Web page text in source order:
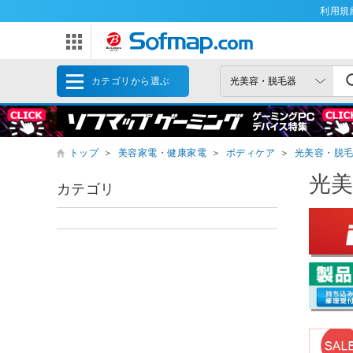
利用規
カテゴリから選ぶ
トップ ＞ 美容家電・健康家電 ＞ ボディケア ＞ 光美容・脱
光
カテゴリ